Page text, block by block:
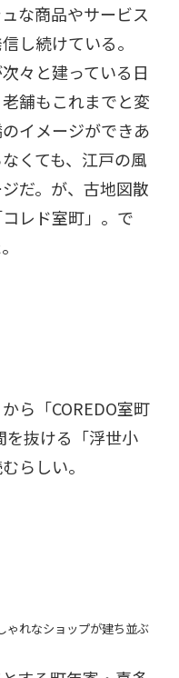
な商品やサービス
し続けている。
々と建っている日
舗もこれまでと変
イメージができあ
くても、江戸の風
だ。が、古地図散
レド室町」。で
ら「COREDO室町
を抜ける「浮世小
らしい。
ゃれなショップが建ち並ぶ